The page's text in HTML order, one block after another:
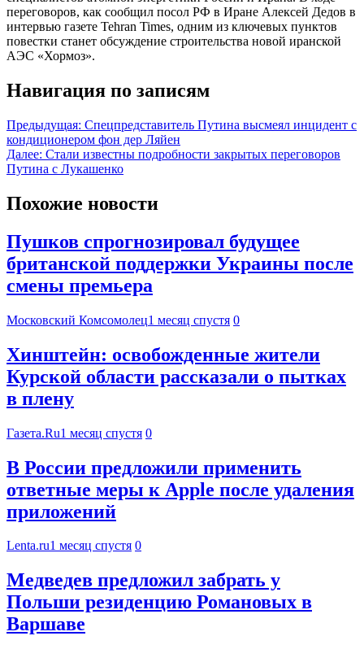
переговоров, как сообщил посол РФ в Иране Алексей Дедов в
интервью газете Tehran Times, одним из ключевых пунктов
повестки станет обсуждение строительства новой иранской
АЭС «Хормоз».
Навигация по записям
Предыдущая: Спецпредставитель Путина высмеял инцидент с
кондиционером фон дер Ляйен
Далее: Стали известны подробности закрытых переговоров
Путина с Лукашенко
Похожие новости
Пушков спрогнозировал будущее
британской поддержки Украины после
смены премьера
Московский Комсомолец1 месяц спустя 0
Хинштейн: освобожденные жители
Курской области рассказали о пытках
в плену
Газета.Ru1 месяц спустя 0
В России предложили применить
ответные меры к Apple после удаления
приложений
Lenta.ru1 месяц спустя 0
Медведев предложил забрать у
Польши резиденцию Романовых в
Варшаве